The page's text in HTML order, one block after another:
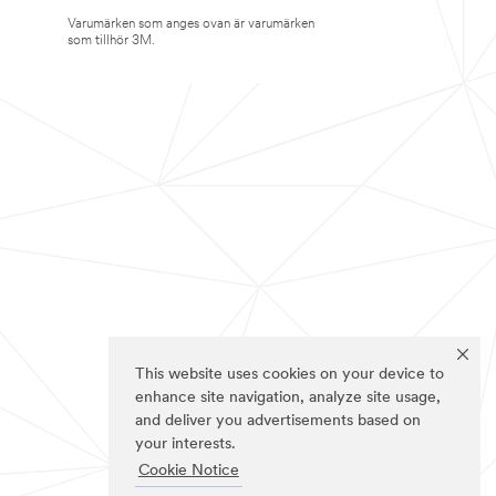
This website uses cookies on your device to
enhance site navigation, analyze site usage,
and deliver you advertisements based on
your interests.
Cookie Notice
Varumärken som anges ovan är varumärken
som tillhör 3M.